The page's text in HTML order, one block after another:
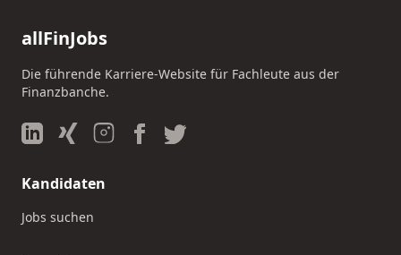
allFinJobs
Die führende Karriere-Website für Fachleute aus der
Finanzbanche.
Kandidaten
Jobs suchen